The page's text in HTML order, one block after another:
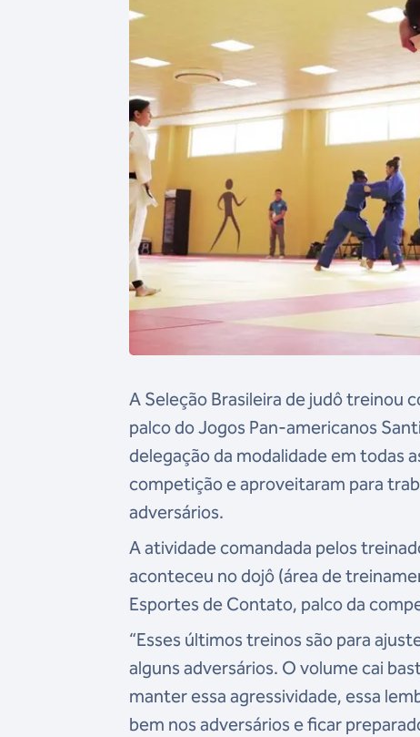
A Seleção Brasileira de judô treinou
palco do Jogos Pan-americanos
delegação da modalidade em todas
competição e aproveitaram para
adversários.
A atividade comandada pelos
aconteceu no dojô (área de
Esportes de Contato, palco da
“Esses últimos treinos são para
alguns adversários. O volume cai
manter essa agressividade, essa
bem nos adversários e ficar